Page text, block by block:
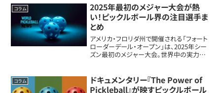
新しい評価システムです。VAIRはピック...
コラム
2025年最初のメジャー大会が熱
い！ピックルボール界の注目選手ま
とめ
アメリカ・フロリダ州で開催される「フォート
ローダーデール・オープン」は、2025年シー
ズン最初のメジャー大会。世界中の実力者
手の見どころを、わかりやすく＆楽しくご...
コラム
ドキュメンタリー『The Power of
Pickleball』が映すピックルボール